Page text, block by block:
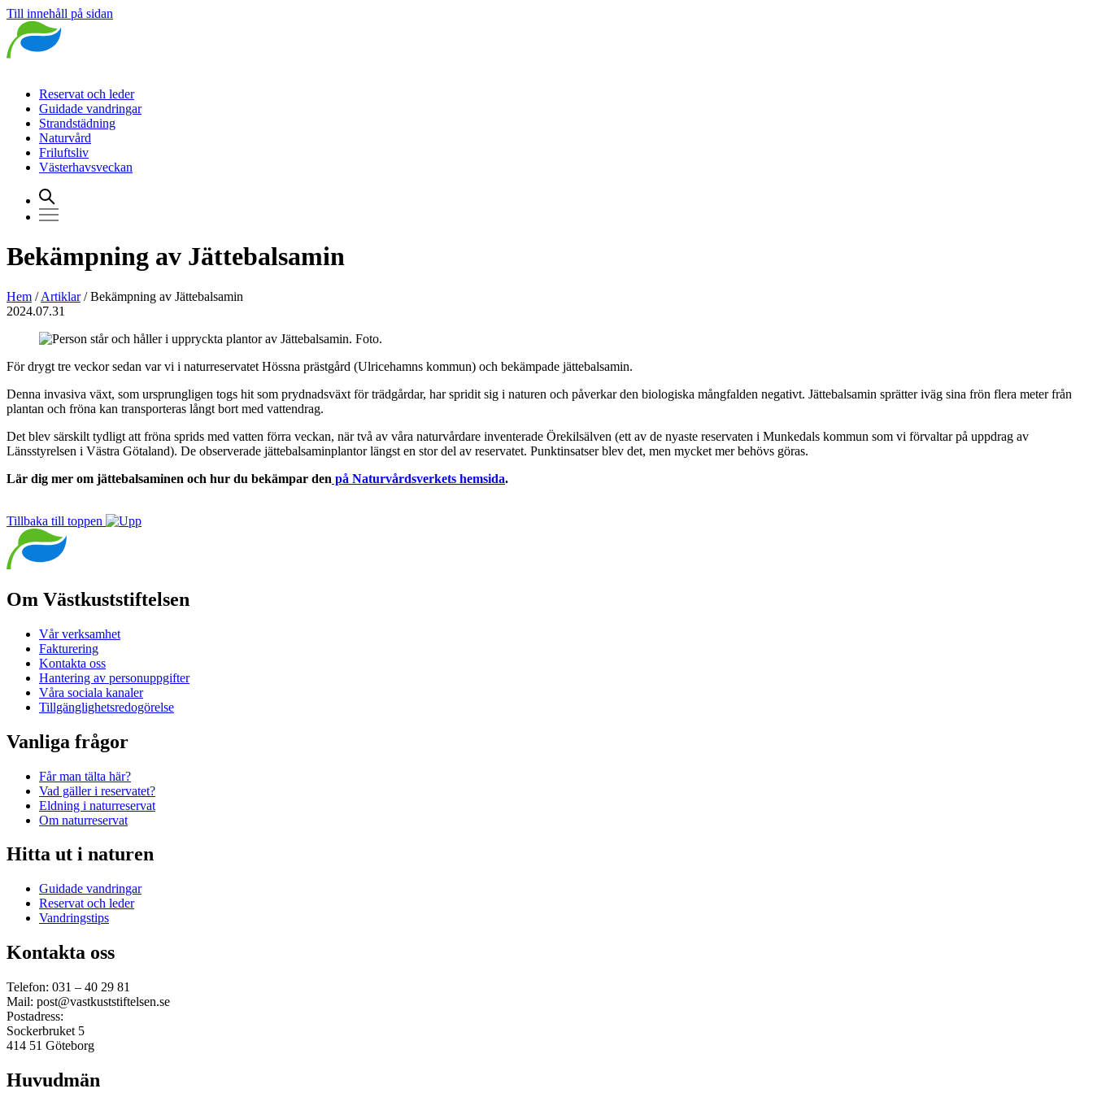
Till innehåll på sidan
Reservat och leder
Guidade vandringar
Strandstädning
Naturvård
Friluftsliv
Västerhavsveckan
Bekämpning av Jättebalsamin
Hem /Artiklar/Bekämpning av Jättebalsamin
2024.07.31
För drygt tre veckor sedan var vi i naturreservatet Hössna prästgård (Ulricehamns kommun) och bekämpade jättebalsamin.
Denna invasiva växt, som ursprungligen togs hit som prydnadsväxt för trädgårdar, har spridit sig i naturen och påverkar den biologiska mångfalden negativt. Jättebalsamin sprätter iväg sina frön flera meter från
plantan och fröna kan transporteras långt bort med vattendrag.
Det blev särskilt tydligt att fröna sprids med vatten förra veckan, när två av våra naturvårdare inventerade Örekilsälven (ett av de nyaste reservaten i Munkedals kommun som vi förvaltar på uppdrag av
Länsstyrelsen i Västra Götaland). De observerade jättebalsaminplantor längst en stor del av reservatet. Punktinsatser blev det, men mycket mer behövs göras.
Lär dig mer om jättebalsaminen och hur du bekämpar den på Naturvårdsverkets hemsida.
Tillbaka till toppen
Om Västkuststiftelsen
Vår verksamhet
Fakturering
Kontakta oss
Hantering av personuppgifter
Våra sociala kanaler
Tillgänglighetsredogörelse
Vanliga frågor
Får man tälta här?
Vad gäller i reservatet?
Eldning i naturreservat
Om naturreservat
Hitta ut i naturen
Guidade vandringar
Reservat och leder
Vandringstips
Kontakta oss
Telefon: 031 – 40 29 81
Mail: post@vastkuststiftelsen.se
Postadress:
Sockerbruket 5
414 51 Göteborg
Huvudmän